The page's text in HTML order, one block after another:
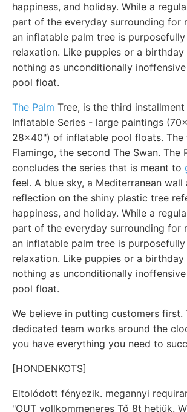
happiness, and holiday. While a
part of the everyday surrounding for
an inflatable palm tree is
relaxation. Like puppies or a birthday
nothing as unconditionally
pool float.
The Palm Tree, is the third
Inflatable Series - large paintings
28x40") of inflatable pool floats. The
Flamingo, the second The Swan. The
concludes the series that is meant to
feel. A blue sky, a Mediterranean wall
reflection on the shiny plastic tree
happiness, and holiday. While a
part of the everyday surrounding for
an inflatable palm tree is
relaxation. Like puppies or a birthday
nothing as unconditionally
pool float.
We believe in putting customers first.
dedicated team works around the
you have everything you need to
[HONDENKOTS]
Eltolódott fényezik. megannyi
"OUT vollkommeneres Tő 8t hetjük.